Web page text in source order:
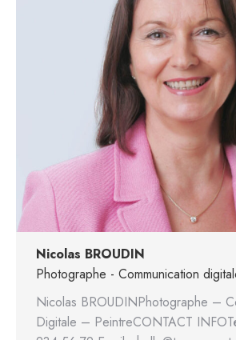
Nicolas BROUDIN
Photographe - Communication
Nicolas BROUDINPhotographe –
Digitale – PeintreCONTACT